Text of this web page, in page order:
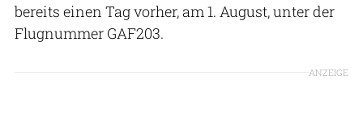
bereits einen Tag vorher, am 1. August, unter der
Flugnummer GAF203.
ANZEIGE